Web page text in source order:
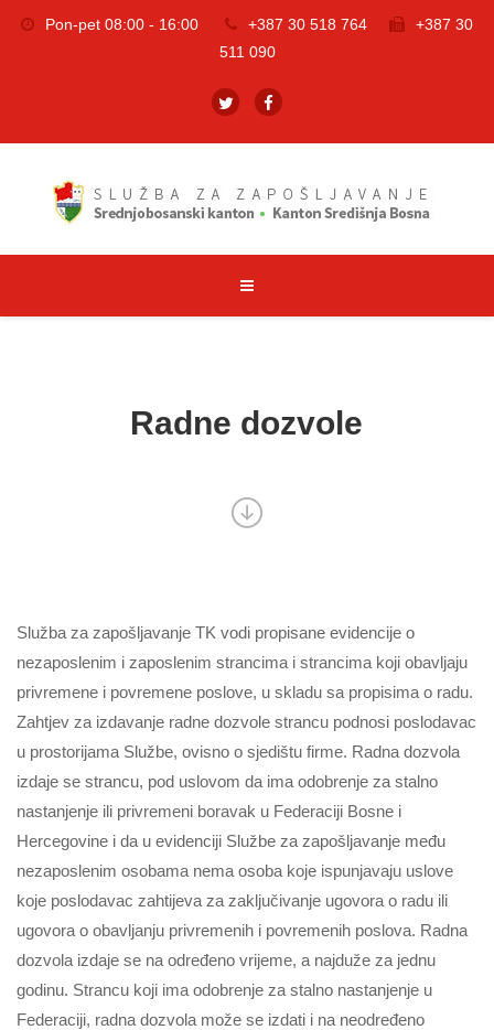
Pon-pet 08:00 - 16:00 +387 30 518 764
+387 30
511 090
Radne dozvole
Služba za zapošljavanje TK vodi propisane evidencije o
nezaposlenim i zaposlenim strancima i strancima koji obavljaju
privremene i povremene poslove, u skladu sa propisima o radu.
Zahtjev za izdavanje radne dozvole strancu podnosi poslodavac
u prostorijama Službe, ovisno o sjedištu firme. Radna dozvola
izdaje se strancu, pod uslovom da ima odobrenje za stalno
nastanjenje ili privremeni boravak u Federaciji Bosne i
Hercegovine i da u evidenciji Službe za zapošljavanje među
nezaposlenim osobama nema osoba koje ispunjavaju uslove
koje poslodavac zahtijeva za zaključivanje ugovora o radu ili
ugovora o obavljanju privremenih i povremenih poslova. Radna
dozvola izdaje se na određeno vrijeme, a najduže za jednu
godinu. Strancu koji ima odobrenje za stalno nastanjenje u
Federaciji, radna dozvola može se izdati i na neodređeno